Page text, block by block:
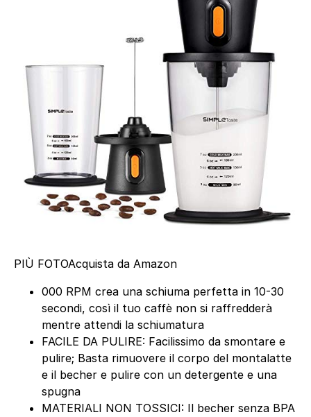
PIÙ FOTOAcquista da Amazon
000 RPM crea una schiuma perfetta in 10-30
secondi, così il tuo caffè non si raffredderà
mentre attendi la schiumatura
FACILE DA PULIRE: Facilissimo da smontare e
pulire; Basta rimuovere il corpo del montalatte
e il becher e pulire con un detergente e una
spugna
MATERIALI NON TOSSICI: Il becher senza BPA